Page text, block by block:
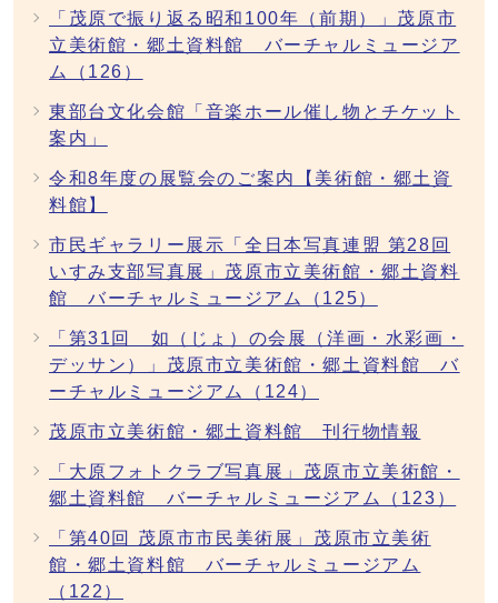
「茂原で振り返る昭和100年（前期）」茂原市
立美術館・郷土資料館 バーチャルミュージア
ム（126）
東部台文化会館「音楽ホール催し物とチケット
案内」
令和8年度の展覧会のご案内【美術館・郷土資
料館】
市民ギャラリー展示「全日本写真連盟 第28回
いすみ支部写真展」茂原市立美術館・郷土資料
館 バーチャルミュージアム（125）
「第31回 如（じょ）の会展（洋画・水彩画・
デッサン）」茂原市立美術館・郷土資料館 バ
ーチャルミュージアム（124）
茂原市立美術館・郷土資料館 刊行物情報
「大原フォトクラブ写真展」茂原市立美術館・
郷土資料館 バーチャルミュージアム（123）
「第40回 茂原市市民美術展」茂原市立美術
館・郷土資料館 バーチャルミュージアム
（122）